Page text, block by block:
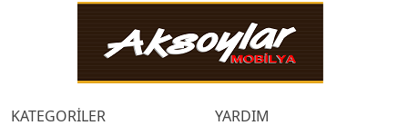
KATEGORİLER YARDIM